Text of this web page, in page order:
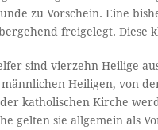
zu Vorschein. Eine
freigelegt. Diese
sind vierzehn Heilige
Heiligen, von
katholischen Kirche
gelten sie allgemein als